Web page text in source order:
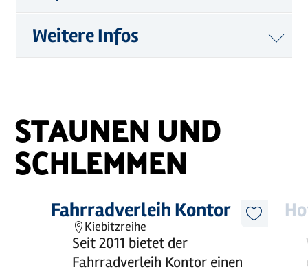
Weitere Infos
STAUNEN UND
SCHLEMMEN
Diesen
Fahrradverleih Kontor
Kiebitzreihe
Seit 2011 bietet der
Fahrradverleih Kontor einen
Mehr
erfahren
Mehr